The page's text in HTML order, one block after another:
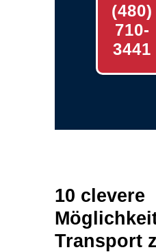
(480)
710-
3441
10 clevere
Transport